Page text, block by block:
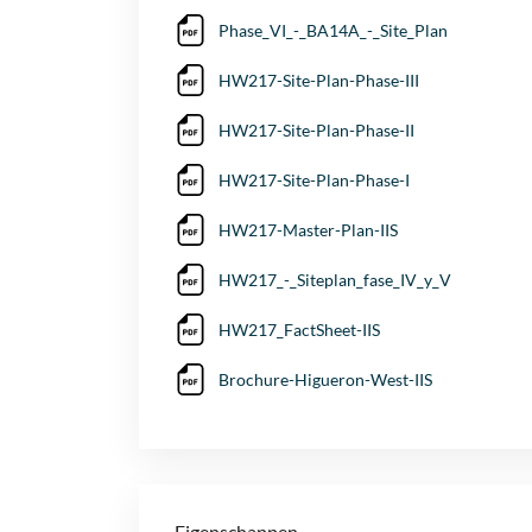
Phase_VI_-_BA14A_-_Site_Plan
HW217-Site-Plan-Phase-III
HW217-Site-Plan-Phase-II
HW217-Site-Plan-Phase-I
HW217-Master-Plan-IIS
HW217_-_Siteplan_fase_IV_y_V
HW217_FactSheet-IIS
Brochure-Higueron-West-IIS